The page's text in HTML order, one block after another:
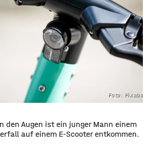
Foto:
den Augen ist ein junger Mann einem
auf einem E-Scooter entkommen.